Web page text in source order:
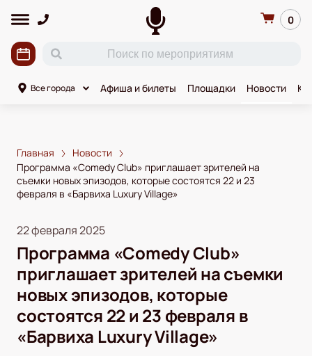
0
Все города Афиша и билеты Площадки Новости
Главная
Новости
Программа «Comedy Club» приглашает зрителей на
съемки новых эпизодов, которые состоятся 22 и 23
февраля в «Барвиха Luxury Village»
22 февраля 2025
Программа «Comedy Club»
приглашает зрителей на съемки
новых эпизодов, которые
состоятся 22 и 23 февраля в
«Барвиха Luxury Village»